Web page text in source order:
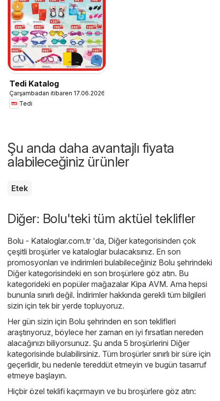
Tedi Katalog
Çarşambadan itibaren 17.06.2026
Tedi
Şu anda daha avantajlı fiyata
alabileceğiniz ürünler
Etek
Diğer: Bolu'teki tüm aktüel teklifler
Bolu - Kataloglar.com.tr 'da, Diğer kategorisinden çok
çeşitli broşürler ve kataloglar bulacaksınız. En son
promosyonları ve indirimleri bulabileceğiniz Bolu şehrindeki
Diğer kategorisindeki en son broşürlere göz atın. Bu
kategorideki en popüler mağazalar Kipa AVM. Ama hepsi
bununla sınırlı değil. İndirimler hakkında gerekli tüm bilgileri
sizin için tek bir yerde topluyoruz.
Her gün sizin için Bolu şehrinden en son teklifleri
araştırıyoruz, böylece her zaman en iyi fırsatları nereden
alacağınızı biliyorsunuz. Şu anda 5 broşürlerini Diğer
kategorisinde bulabilirsiniz. Tüm broşürler sınırlı bir süre için
geçerlidir, bu nedenle tereddüt etmeyin ve bugün tasarruf
etmeye başlayın.
Hiçbir özel teklifi kaçırmayın ve bu broşürlere göz atın: